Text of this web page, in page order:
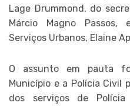
Lage Drummond, do
Márcio Magno
Serviços Urbanos, Elaine
O assunto em pauta
Município e a Polícia Civil
dos serviços de